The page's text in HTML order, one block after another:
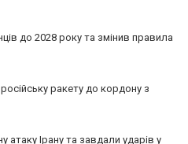
до 2028 року та змінив правила
ракету до кордону з
Ірану та завдали ударів у